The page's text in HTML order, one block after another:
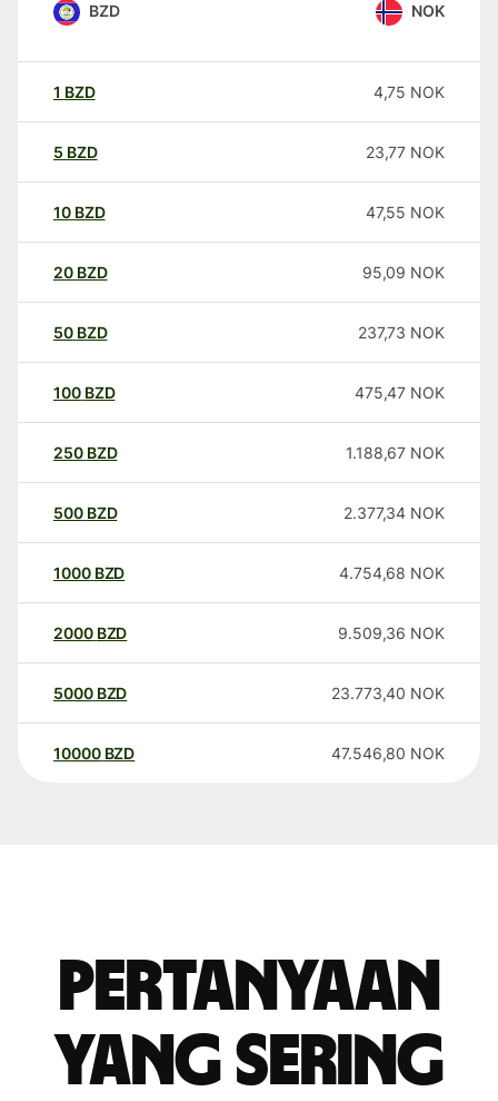
BZD NOK
1 BZD 4,75 NOK
5 BZD 23,77 NOK
10 BZD 47,55 NOK
20 BZD 95,09 NOK
50 BZD 237,73 NOK
100 BZD 475,47 NOK
250 BZD 1.188,67 NOK
500 BZD 2.377,34 NOK
1000 BZD 4.754,68 NOK
2000 BZD 9.509,36 NOK
5000 BZD 23.773,40 NOK
10000 BZD 47.546,80 NOK
Pertanyaan
yang sering